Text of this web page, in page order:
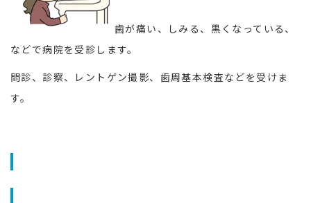
歯が痛い、しみる、黒くなっている、
などで病院を受診します。
問診、診察、レントゲン撮影、歯周基本検査などを受けま
す。